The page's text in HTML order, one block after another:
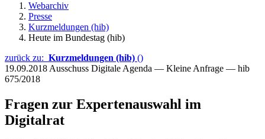
Webarchiv
Presse
Kurzmeldungen (hib)
Heute im Bundestag (hib)
zurück zu: Kurzmeldungen (hib) ()
19.09.2018 Ausschuss Digitale Agenda — Kleine Anfrage — hib
675/2018
Fragen zur Expertenauswahl im
Digitalrat